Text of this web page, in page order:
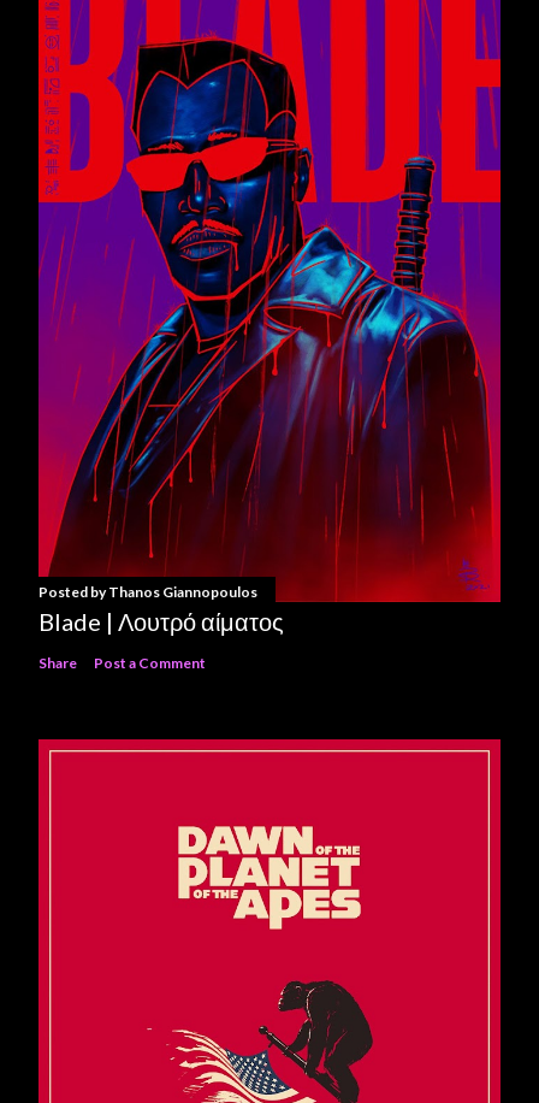
Posted byThanos Giannopoulos
Blade | Λουτρό αίματος
Share Post a Comment